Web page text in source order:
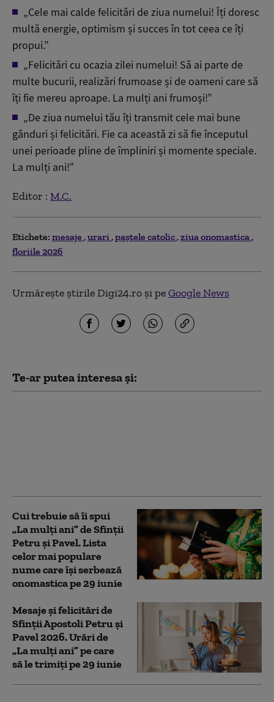
„Cele mai calde felicitări de ziua numelui! Îți doresc
multă energie, optimism și succes în tot ceea ce îți
propui.”
„Felicitări cu ocazia zilei numelui! Să ai parte de
multe bucurii, realizări frumoase și de oameni care să
îți fie mereu aproape. La mulți ani frumoși!”
„De ziua numelui tău îți transmit cele mai bune
gânduri și felicitări. Fie ca această zi să fie începutul
unei perioade pline de împliniri și momente speciale.
La mulți ani!”
Editor : M.C.
Etichete: mesaje urari paștele catolic ziua onomastica
floriile 2026
Urmărește știrile Digi24.ro și peGoogle News
Te-ar putea interesa și:
Cui trebuie să îi spui
„La mulți ani” de Sfinții
Petru și Pavel. Lista
celor mai populare
nume care își serbează
onomastica pe 29 iunie
Mesaje și felicitări de
Sfinții Apostoli Petru și
Pavel 2026. Urări de
„La mulți ani” pe care
să le trimiți pe 29 iunie